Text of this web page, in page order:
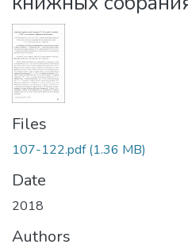
Files
107-122.pdf(1.36 MB)
Date
2018
Authors